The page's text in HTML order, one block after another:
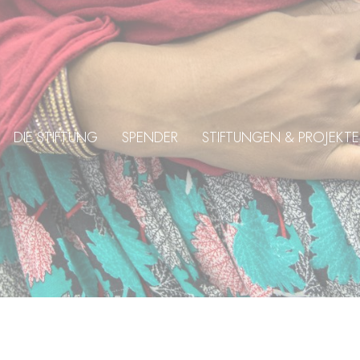
DIE STIFTUNG SPENDER STIFTUNGEN & PROJEKTE